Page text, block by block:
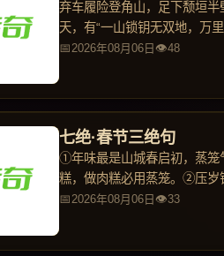
弃车履险登角山，足下颓垣
天，有“一山锁钥无双地，万
上2026年08月06日 48
七绝·春节三绝句
①年味最是山城春启初，蒸笼
糕，做肉糕必用蒸笼。②压岁
者闯2026年08月06日 33